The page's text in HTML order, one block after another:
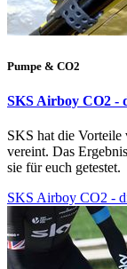
Pumpe & CO2
SKS Airboy CO2 -
SKS hat die
vereint. Das
sie für euch getestet.
SKS Airboy CO2 -